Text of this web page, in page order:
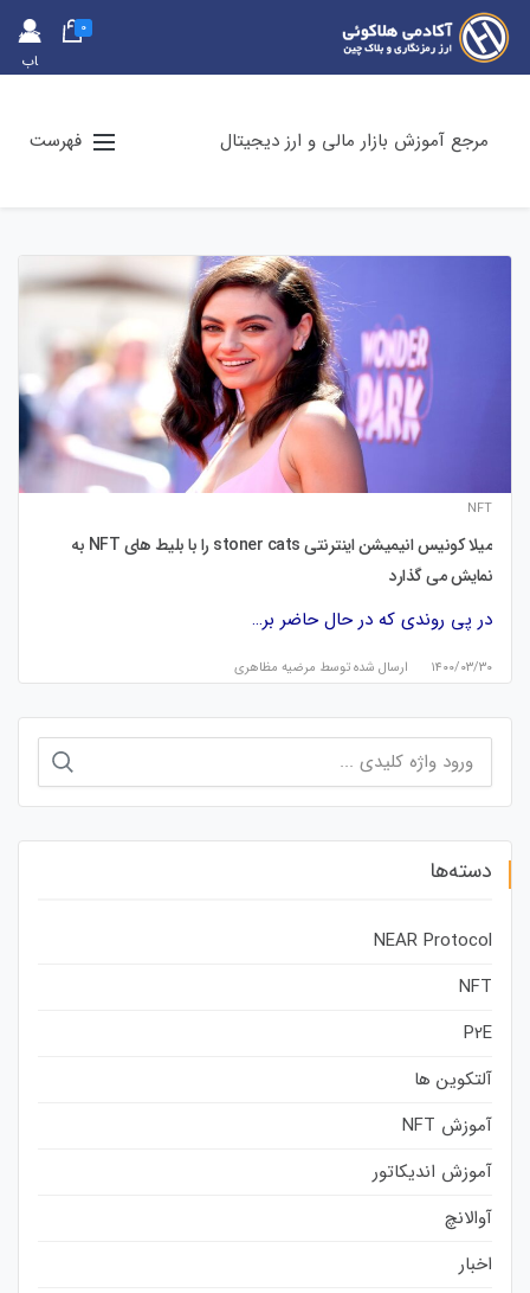
حس
اب
0
مرجع آموزش بازار مالی و ارز دیجیتال فهرست
NFT
میلا کونیس انیمیشن اینترنتی stoner cats را با بلیط های NFT به
نمایش می گذارد
در پی روندی که در حال حاضر بر…
۱۴۰۰/۰۳/۳۰ ارسال شده توسط مرضیه مظاهری
برای:
دسته‌ها
NEAR Protocol
NFT
P2E
آلتکوین ها
آموزش NFT
آموزش اندیکاتور
آوالانچ
اخبار